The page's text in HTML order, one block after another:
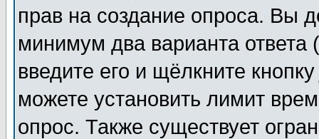
прав на создание опроса. Вы
минимум два варианта ответа
введите его и щёлкните
можете установить лимит
опрос. Также существует